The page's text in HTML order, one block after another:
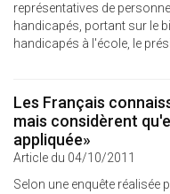
représentatives de
handicapés, portant sur le
handicapés à l'école, le
Les Français
mais considèrent
appliquée»
Article du 04/10/2011
Selon une enquête réalisée